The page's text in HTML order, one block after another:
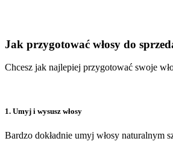
Jak przygotować włosy do
Chcesz jak najlepiej przygotować swoje
1. Umyj i wysusz włosy
Bardzo dokładnie umyj włosy naturalnym